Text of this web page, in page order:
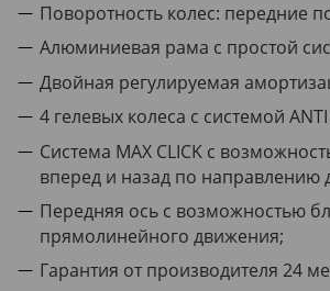
Поворотность колес: передние
Алюминиевая рама с простой
Двойная регулируемая
4 гелевых колеса с системой ANTI
Система MAX CLICK с
вперед и назад по направлению
Передняя ось с возможностью
прямолинейного движения;
Гарантия от производителя 24